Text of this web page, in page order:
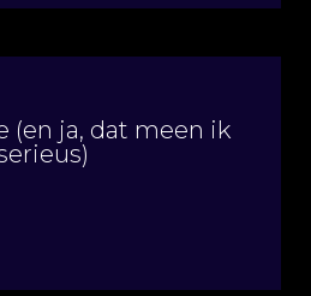
(en ja, dat meen ik